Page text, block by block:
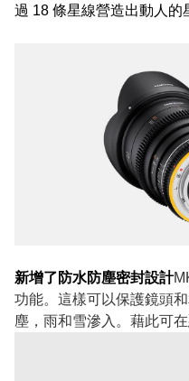
過 18 條星線營造出動人的
新增了防水防塵密封設計
功能。這樣可以保護鏡頭
塵，雨和雪滲入。藉此可